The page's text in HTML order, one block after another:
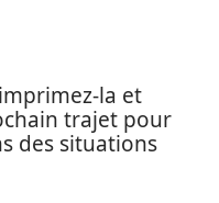
la et
trajet pour
des situations